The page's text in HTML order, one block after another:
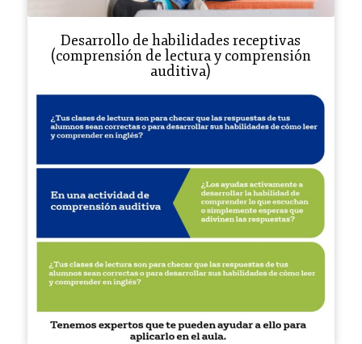
Desarrollo de habilidades receptivas
(comprensión de lectura y comprensión
auditiva)